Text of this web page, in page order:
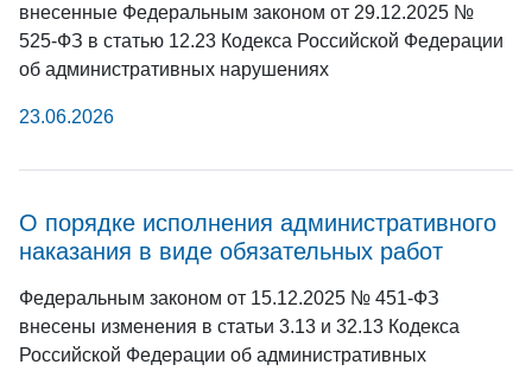
внесенные Федеральным законом от 29.12.2025 №
525-ФЗ в статью 12.23 Кодекса Российской Федерации
об административных нарушениях
23.06.2026
О порядке исполнения административного
наказания в виде обязательных работ
Федеральным законом от 15.12.2025 № 451-ФЗ
внесены изменения в статьи 3.13 и 32.13 Кодекса
Российской Федерации об административных